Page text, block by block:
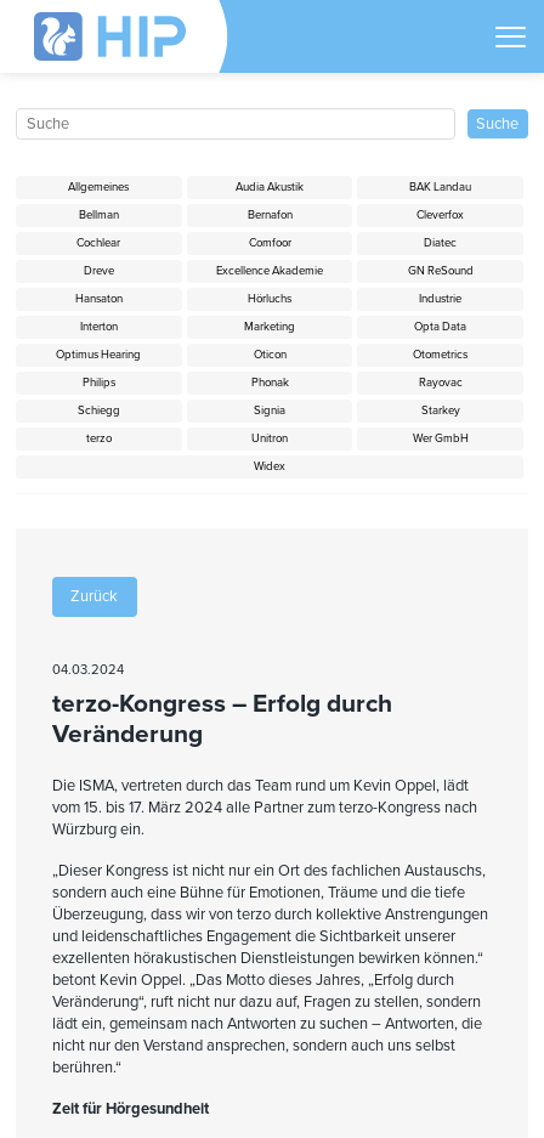
Zurück
04.03.2024
terzo-Kongress – Erfolg durch
Veränderung
Die ISMA, vertreten durch das Team rund um Kevin Oppel, lädt
vom 15. bis 17. März 2024 alle Partner zum terzo-Kongress nach
Würzburg ein.
„Dieser Kongress ist nicht nur ein Ort des fachlichen Austauschs,
sondern auch eine Bühne für Emotionen, Träume und die tiefe
Überzeugung, dass wir von terzo durch kollektive Anstrengungen
und leidenschaftliches Engagement die Sichtbarkeit unserer
exzellenten hörakustischen Dienstleistungen bewirken können.“
betont Kevin Oppel. „Das Motto dieses Jahres, „Erfolg durch
Veränderung“, ruft nicht nur dazu auf, Fragen zu stellen, sondern
lädt ein, gemeinsam nach Antworten zu suchen – Antworten, die
nicht nur den Verstand ansprechen, sondern auch uns selbst
berühren.“
Zeit für Hörgesundheit
Allgemeines Audia Akustik
BAK Landau
Bellman
Bernafon
Cleverfox
Cochlear
Comfoor
Diatec
Dreve
Excellence Akademie
GN ReSound
Hansaton
Hörluchs
Industrie
Interton
Marketing
Opta Data
Optimus Hearing
Oticon
Otometrics
Philips
Phonak
Rayovac
Schiegg
Signia
Starkey
terzo
Unitron
Wer GmbH
Widex